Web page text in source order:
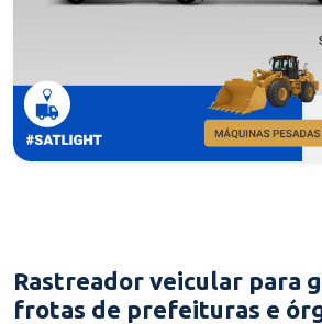
Rastreador veicular para
frotas de prefeituras e